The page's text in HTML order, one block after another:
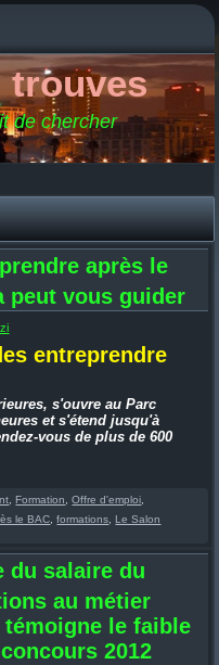
trouves
de chercher
après le
peut vous guider
entreprendre
s'ouvre au Parc
et s'étend jusqu'à
vous de plus de 600
Formation ,Offre d'emploi
le BAC ,formations
Le Salon
du salaire du
au métier
témoigne le faible
2012